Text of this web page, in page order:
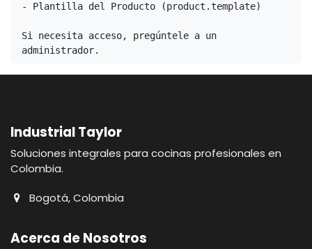
- Plantilla del Producto (product.template)
Si necesita acceso, pregúntele a un
administrador.
Industrial Taylor
Soluciones integrales para cocinas profesionales en
Colombia.
Bogotá, Colombia
Acerca de Nosotros